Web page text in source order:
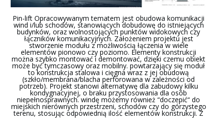
Pin-lift Opracowywanym tematem jest obudowa komunikacji
wind i/lub schodów, stanowiących dobudowę do istniejących
budynków, oraz wolnostojących punktów widokowych czy
łączników komunikacyjnych. Założeniem projektu jest
stworzenie modułu z możliwością łączenia w wiele
elementów pionowo czy poziomo. Elementy konstrukcji
można szybko montować i demontować, dzięki czemu obiekt
może być tymczasowy oraz mobilny. powtarzający się moduł
to konstrukcja stalowa i cięgna wraz z jej obudową
(szkło/membrana/blacha perforowana w zależności od
potrzeb). Projekt stanowi alternatywę dla zabudowy kilku
kondygnacyjnej, o braku przystosowania dla osób
niepełnosprawnych. windę możemy również “doczepić“ do
miejskich nierównych przestrzeni, schodów czy do górzystego
terenu, stosując odpowiednią ilość elementów konstrukcji. Z